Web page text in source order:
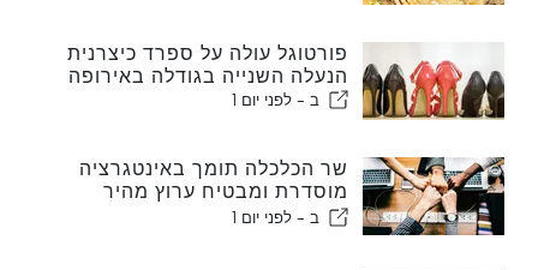
פורטוגל עולה על ספרד כיצרנית
הנעלה השנייה בגודלה באירופה
ב - לפני יום 1
שר הכלכלה תומך באינטגרציה
מוסדרת ומבטיח ערוץ מהיר
לעולים
ב - לפני יום 1